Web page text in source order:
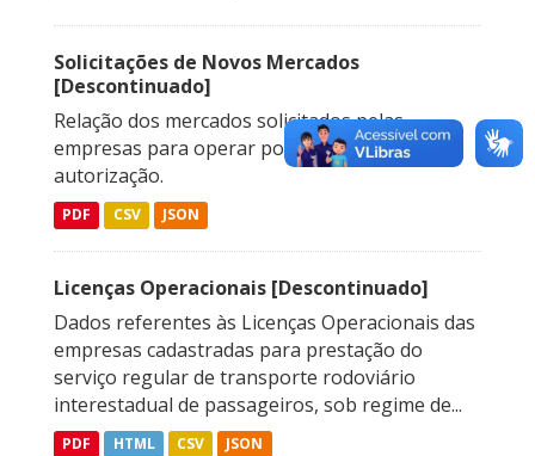
Solicitações de Novos Mercados
[Descontinuado]
Relação dos mercados solicitados pelas
empresas para operar por meio de
autorização.
PDF CSV JSON
Licenças Operacionais [Descontinuado]
Dados referentes às Licenças Operacionais das
empresas cadastradas para prestação do
serviço regular de transporte rodoviário
interestadual de passageiros, sob regime de...
PDF HTML CSV JSON